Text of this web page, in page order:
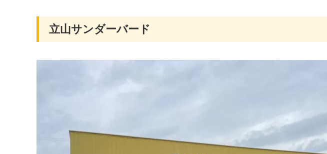
立山サンダーバード